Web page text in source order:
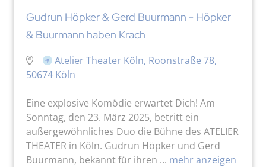
Gudrun Höpker & Gerd Buurmann - Höpker
& Buurmann haben Krach
Atelier Theater Köln, Roonstraße 78,
50674 Köln
Eine explosive Komödie erwartet Dich! Am
Sonntag, den 23. März 2025, betritt ein
außergewöhnliches Duo die Bühne des ATELIER
THEATER in Köln. Gudrun Höpker und Gerd
Buurmann, bekannt für ihren ... mehr anzeigen